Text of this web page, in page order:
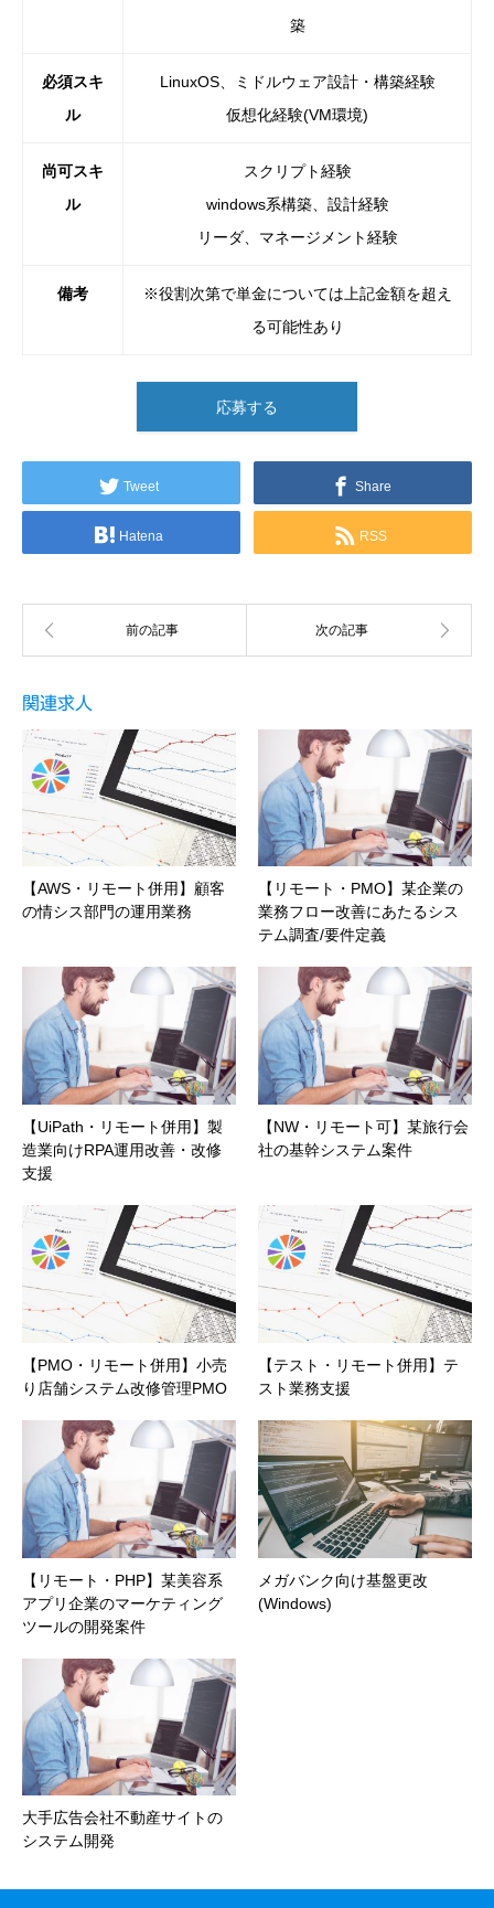
築
必須スキ
ル
LinuxOS、ミドルウェア設計・構築経験
仮想化経験(VM環境)
尚可スキ
ル
スクリプト経験
windows系構築、設計経験
リーダ、マネージメント経験
備考
※役割次第で単金については上記金額を超え
る可能性あり
応募する
Tweet Share
Hatena RSS
関連求人
【AWS・リモート併用】顧客
の情シス部門の運用業務
【リモート・PMO】某企業の
業務フロー改善にあたるシス
テム調査/要件定義
【UiPath・リモート併用】製
造業向けRPA運用改善・改修
支援
【NW・リモート可】某旅行会
社の基幹システム案件
【PMO・リモート併用】小売
り店舗システム改修管理PMO
【テスト・リモート併用】テ
スト業務支援
【リモート・PHP】某美容系
アプリ企業のマーケティング
ツールの開発案件
メガバンク向け基盤更改
(Windows)
大手広告会社不動産サイトの
システム開発